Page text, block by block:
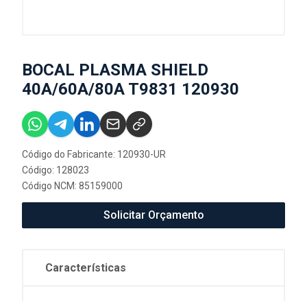
BOCAL PLASMA SHIELD
40A/60A/80A T9831 120930
Código do Fabricante: 120930-UR
Código: 128023
Código NCM: 85159000
Solicitar Orçamento
Características